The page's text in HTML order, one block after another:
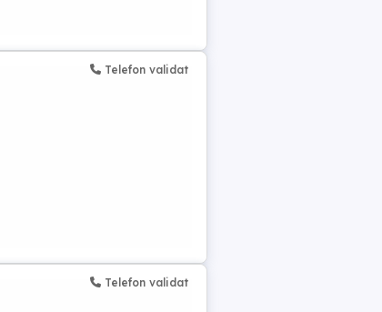
Telefon validat
Telefon validat